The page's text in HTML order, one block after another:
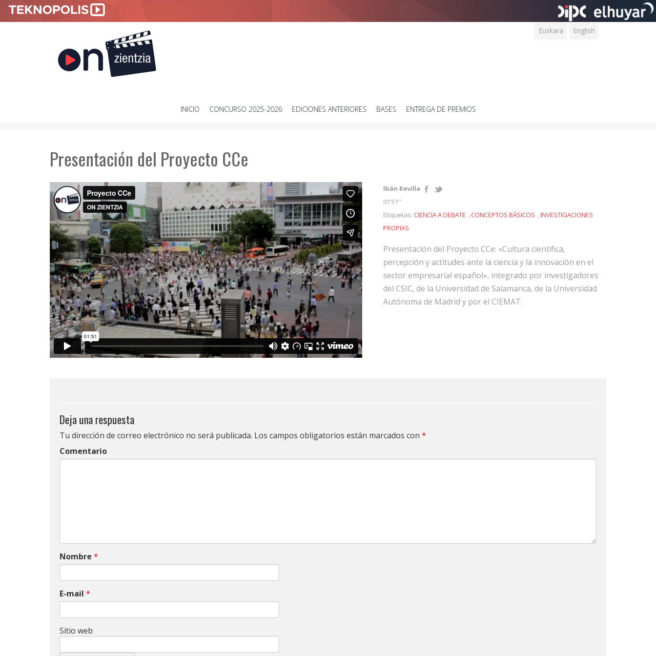
Euskara English
SKIP
INICIO CONCURSO 2025-2026 EDICIONES ANTERIORES BASES ENTREGA DE PREMIOS
Presentación del Proyecto CCe
Ibán Revilla
01'51''
Etiquetas: CIENCIA A DEBATE ,CONCEPTOS BÁSICOS ,INVESTIGACIONES
PROPIAS
Presentación del Proyecto CCe: «Cultura científica,
percepción y actitudes ante la ciencia y la innovación en el
sector empresarial español», integrado por investigadores
del CSIC, de la Universidad de Salamanca, de la Universidad
Autónoma de Madrid y por el CIEMAT.
Deja una respuesta
Tu dirección de correo electrónico no será publicada. Los campos obligatorios están marcados con *
Comentario
Nombre *
E-mail *
Sitio web